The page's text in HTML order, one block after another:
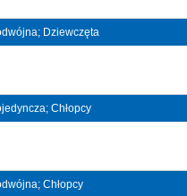
Dziewczęta
Chłopcy
Chłopcy